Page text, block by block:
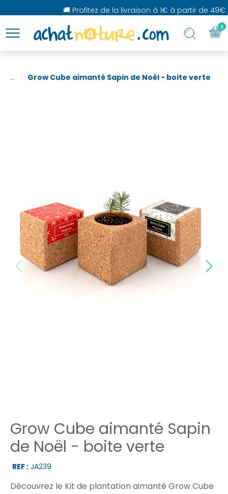
🚚 Profitez de la livraison à 1€ à partir de 49€
... Grow Cube aimanté Sapin de Noël - boite verte
Grow Cube aimanté Sapin
de Noël - boite verte
REF : JA239
Découvrez le Kit de plantation aimanté Grow Cube
3